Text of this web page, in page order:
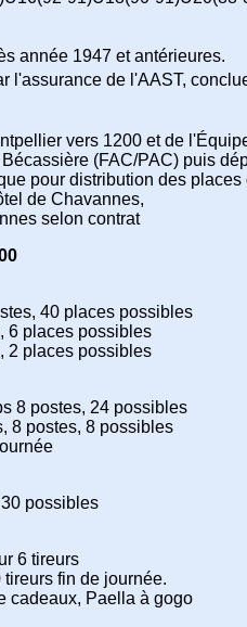
année 1947 et antérieures.
l'assurance de l'AAST,
vers 1200 et de
(FAC/PAC) puis
pour distribution des places
de Chavannes,
selon contrat
40 places possibles
6 places possibles
2 places possibles
8 postes, 24 possibles
8 postes, 8 possibles
possibles
6 tireurs
fin de journée.
cadeaux, Paella à gogo